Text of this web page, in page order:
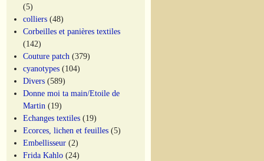
(5)
colliers (48)
Corbeilles et panières textiles
(142)
Couture patch (379)
cyanotypes (104)
Divers (589)
Donne moi ta main/Etoile de
Martin (19)
Echanges textiles (19)
Ecorces, lichen et feuilles (5)
Embellisseur (2)
Frida Kahlo (24)